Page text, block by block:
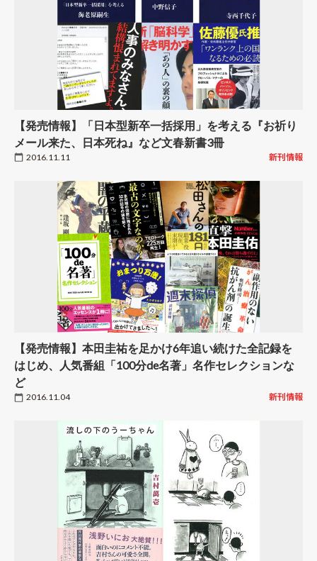
【発売情報】「日本型新卒一括採用」を考える『お祈り
メール来た、日本死ね』など文春新書3冊
2016.11.11 新刊情報
【発売情報】本田圭祐を足かけ6年追い続けた全記録を
はじめ、人気番組「100分de名著」名作セレクションな
ど
2016.11.04 新刊情報